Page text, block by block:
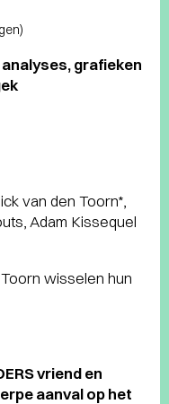
grafieken
van den Toorn*,
Adam Kissequel
wisselen hun
vriend en
aanval op het